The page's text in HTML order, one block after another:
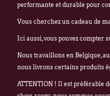
performante et durable pour
Vous cherchez un cadeau de
Ici aussi, vous pouvez compter
Nous travaillons en Belgique,
nous livrons certains produits
ATTENTION ! Il est préférable